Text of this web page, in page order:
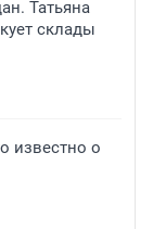
Татьяна
склады
известно о